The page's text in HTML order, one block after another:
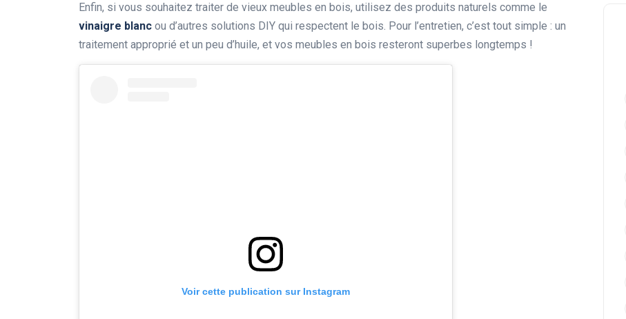
Enfin, si vous souhaitez traiter de vieux meubles en bois, utilisez des produits naturels comme le
vinaigre blanc ou d’autres solutions DIY qui respectent le bois. Pour l’entretien, c’est tout simple : un
traitement approprié et un peu d’huile, et vos meubles en bois resteront superbes longtemps !
Voir cette publication sur Instagram